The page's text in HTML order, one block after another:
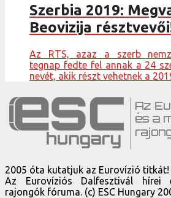
Szerbia 2019:
Beovizija
Az RTS, azaz a szerb
tegnap fedte fel annak a 24
nevét, akik részt vehetnek a
2005 óta kutatjuk az Eurovízió titkát!
Az Eurovíziós Dalfesztivál hírei
rajongók fóruma. (c) ESC Hungary